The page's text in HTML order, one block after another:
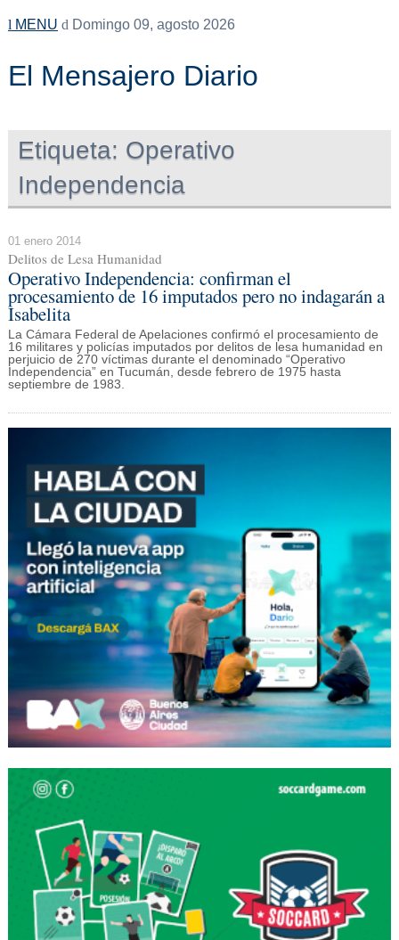
MENU Domingo 09, agosto 2026
El Mensajero Diario
Etiqueta: Operativo
Independencia
01 enero 2014
Delitos de Lesa Humanidad
Operativo Independencia: confirman el
procesamiento de 16 imputados pero no indagarán a
Isabelita
La Cámara Federal de Apelaciones confirmó el procesamiento de
16 militares y policías imputados por delitos de lesa humanidad en
perjuicio de 270 víctimas durante el denominado “Operativo
Independencia” en Tucumán, desde febrero de 1975 hasta
septiembre de 1983.